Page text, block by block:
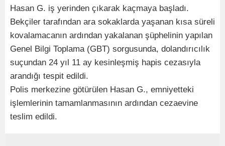
Hasan G. iş yerinden çıkarak kaçmaya başladı.
Bekçiler tarafından ara sokaklarda yaşanan kısa süreli
kovalamacanın ardından yakalanan şüphelinin yapılan
Genel Bilgi Toplama (GBT) sorgusunda, dolandırıcılık
suçundan 24 yıl 11 ay kesinleşmiş hapis cezasıyla
arandığı tespit edildi.
Polis merkezine götürülen Hasan G., emniyetteki
işlemlerinin tamamlanmasının ardından cezaevine
teslim edildi.